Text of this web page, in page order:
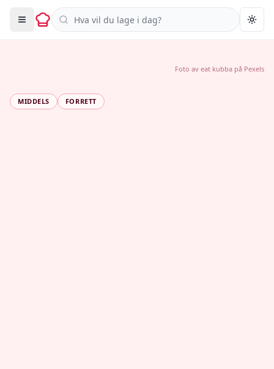
Søk i oppskrifter
MIDDELS FORRETT
Foto av eat kubba på Pexels